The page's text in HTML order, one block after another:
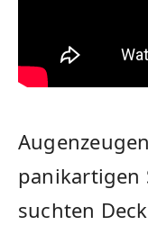
panikartigen
suchten